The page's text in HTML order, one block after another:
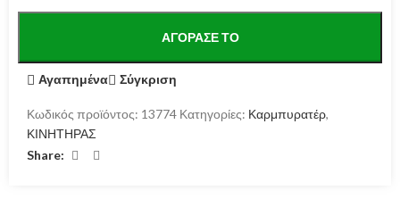
ΑΓΌΡΑΣΕ ΤΟ
Αγαπημένα Σύγκριση
Κωδικός προϊόντος: 13774 Κατηγορίες: Καρμπυρατέρ,
ΚΙΝΗΤΗΡΑΣ
Share: